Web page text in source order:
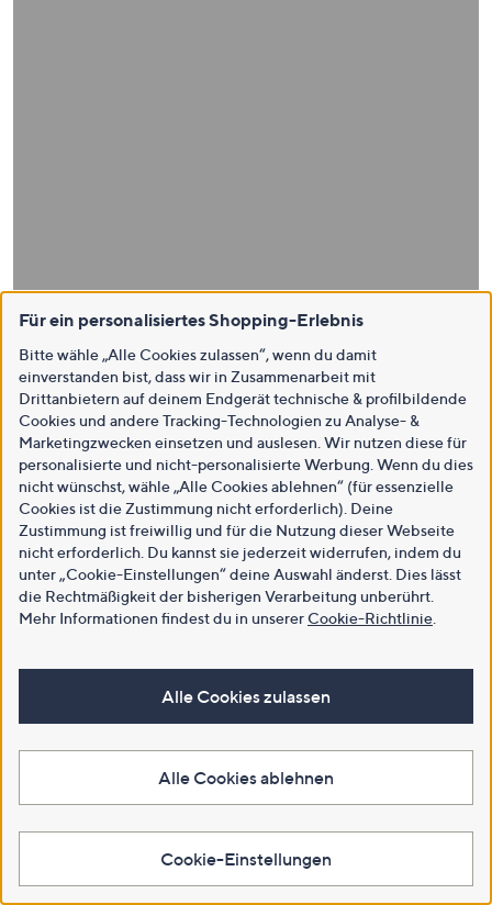
Für ein personalisiertes Shopping-Erlebnis
Bitte wähle „Alle Cookies zulassen“, wenn du damit
einverstanden bist, dass wir in Zusammenarbeit mit
Drittanbietern auf deinem Endgerät technische & profilbildende
Cookies und andere Tracking-Technologien zu Analyse- &
Marketingzwecken einsetzen und auslesen. Wir nutzen diese für
personalisierte und nicht-personalisierte Werbung. Wenn du dies
nicht wünschst, wähle „Alle Cookies ablehnen“ (für essenzielle
Cookies ist die Zustimmung nicht erforderlich). Deine
Zustimmung ist freiwillig und für die Nutzung dieser Webseite
nicht erforderlich. Du kannst sie jederzeit widerrufen, indem du
unter „Cookie-Einstellungen“ deine Auswahl änderst. Dies lässt
die Rechtmäßigkeit der bisherigen Verarbeitung unberührt.
Mehr Informationen findest du in unsererCookie-Richtlinie
Alle Cookies zulassen
Alle Cookies ablehnen
Cookie-Einstellungen